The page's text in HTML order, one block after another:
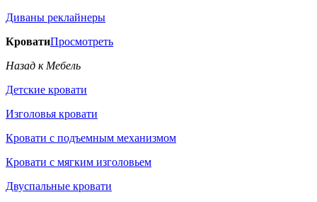
Диваны реклайнеры
КроватиПросмотреть
Назад к Мебель
Детские кровати
Изголовья кровати
Кровати с подъемным механизмом
Кровати с мягким изголовьем
Двуспальные кровати